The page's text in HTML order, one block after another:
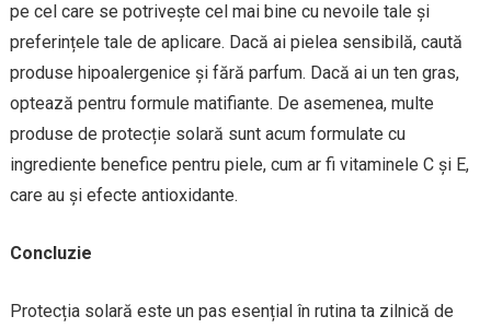
pe cel care se potrivește cel mai bine cu nevoile tale și
preferințele tale de aplicare. Dacă ai pielea sensibilă, caută
produse hipoalergenice și fără parfum. Dacă ai un ten gras,
optează pentru formule matifiante. De asemenea, multe
produse de protecție solară sunt acum formulate cu
ingrediente benefice pentru piele, cum ar fi vitaminele C și E,
care au și efecte antioxidante.
Concluzie
Protecția solară este un pas esențial în rutina ta zilnică de